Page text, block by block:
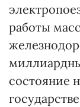
работы
состояние